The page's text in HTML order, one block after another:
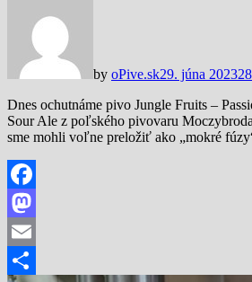
by oPive.sk29. júna 2023
Dnes ochutnáme pivo Jungle Fruits –
Sour Ale z poľského pivovaru
sme mohli voľne preložiť ako „mokré
Facebook
Mastodon
Email